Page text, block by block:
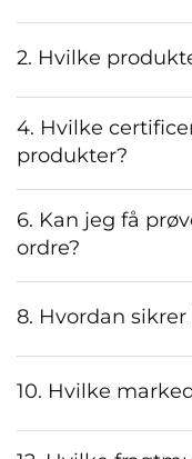
2. Hvilke
4. Hvilke
produkter?
6. Kan jeg få
ordre?
8. Hvordan
10. Hvilke